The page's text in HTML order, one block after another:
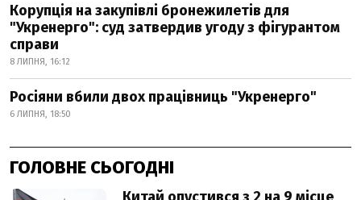
Корупція на закупівлі бронежилетів для
"Укренерго": суд затвердив угоду з фігурантом
справи
8 ЛИПНЯ, 16:12
Росіяни вбили двох працівниць "Укренерго"
6 ЛИПНЯ, 18:50
ГОЛОВНЕ СЬОГОДНІ
Китай опустився з 2 на 9 місце